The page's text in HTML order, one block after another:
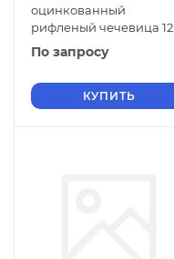
оцинкованный
рифленый чечевица 12
мм Ст0 ГОСТ 8568-77 г/к
По запросу
КУПИТЬ